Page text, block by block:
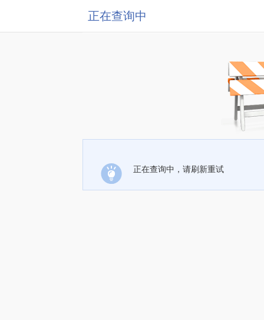
正在查询中
正在查询中，请刷新重试